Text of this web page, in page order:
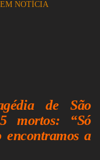
Comida,
RH,
NOTÍCIA
de São
mortos: “Só
encontramos a